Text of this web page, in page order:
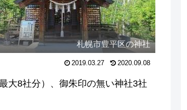
札幌市豊平区の神社
2019.03.27 2020.09.08
大8社分）、御朱印の無い神社3社